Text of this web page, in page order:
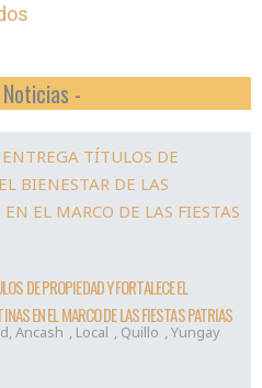
-
DE PROPIEDAD Y FORTALECE EL
EN EL MARCO DE LAS FIESTAS PATRIAS
,Ancash , Local , Quillo ,Yungay